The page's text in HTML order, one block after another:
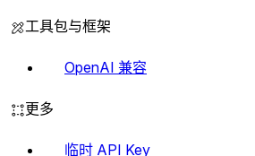
工具包与框架
OpenAI 兼容
更多
临时 API Key